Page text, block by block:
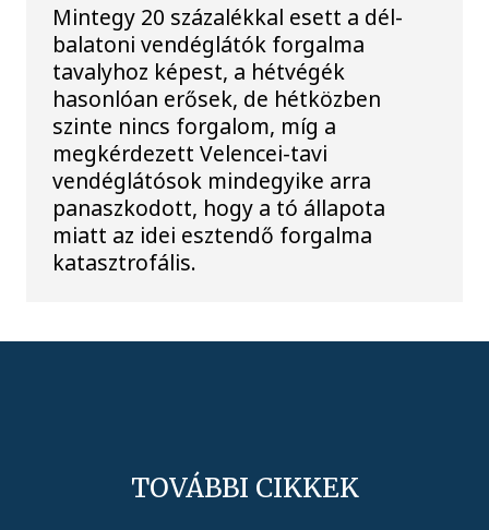
Mintegy 20 százalékkal esett a dél-
balatoni vendéglátók forgalma
tavalyhoz képest, a hétvégék
hasonlóan erősek, de hétközben
szinte nincs forgalom, míg a
megkérdezett Velencei-tavi
vendéglátósok mindegyike arra
panaszkodott, hogy a tó állapota
miatt az idei esztendő forgalma
katasztrofális.
TOVÁBBI CIKKEK